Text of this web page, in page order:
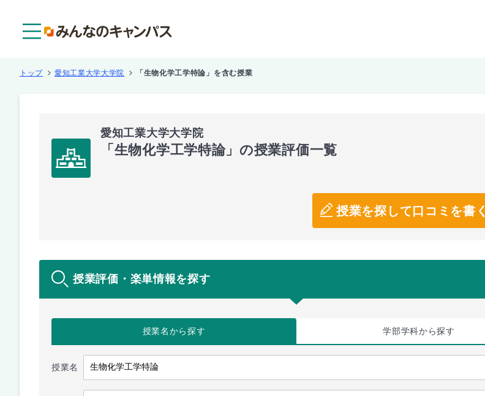
トップ 愛知工業大学大学院 「生物化学工学特論」を含む授業
愛知工業大学大学院
「生物化学工学特論」の授業評価一覧
授業を探して口コミを書く
授業評価・楽単情報を探す
授業名から探す 学部学科から探す
授業名